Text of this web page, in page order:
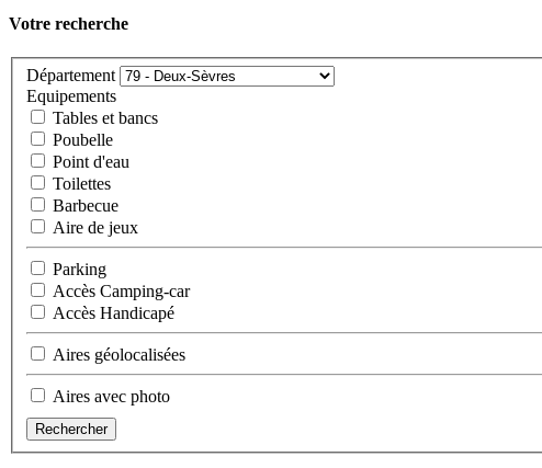
Votre recherche
Département
Equipements
Tables et bancs
Poubelle
Point d'eau
Toilettes
Barbecue
Aire de jeux
Parking
Accès Camping-car
Accès Handicapé
Aires géolocalisées
Aires avec photo
Rechercher